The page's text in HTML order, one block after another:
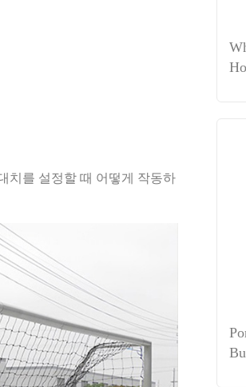
치를 설정할 때 어떻게 작동하